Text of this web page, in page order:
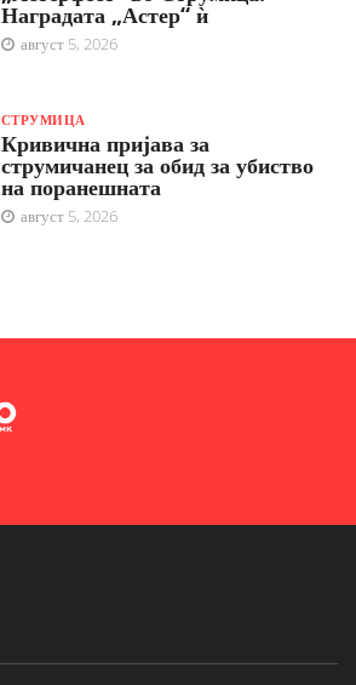
Наградата „Астер“ ѝ
август 5, 2026
СТРУМИЦА
Кривична пријава за
струмичанец за обид за убиство
на поранешната
август 5, 2026